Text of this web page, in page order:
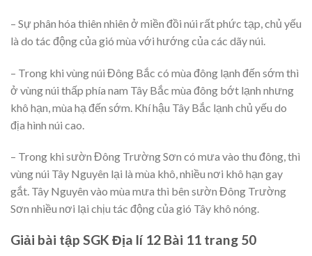
– Sự phân hóa thiên nhiên ở miền đồi núi rất phức tạp, chủ yếu
là do tác động của gió mùa với hướng của các dãy núi.
– Trong khi vùng núi Đông Bắc có mùa đông lạnh đến sớm thì
ở vùng núi thấp phía nam Tây Bắc mùa đông bớt lạnh nhưng
khô hạn, mùa hạ đến sớm. Khí hậu Tây Bắc lạnh chủ yếu do
địa hình núi cao.
– Trong khi sườn Đông Trường Sơn có mưa vào thu đông, thì
vùng núi Tây Nguyên lại là mùa khô, nhiều nơi khô hạn gay
gắt. Tây Nguyên vào mùa mưa thì bên sườn Đông Trường
Sơn nhiều nơi lại chịu tác động của gió Tây khô nóng.
Giải bài tập SGK Địa lí 12 Bài 11 trang 50